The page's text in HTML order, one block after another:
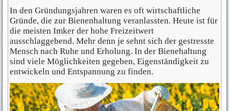
In den Gründungsjahren waren es oft wirtschaftliche
Gründe, die zur Bienenhaltung veranlassten. Heute ist für
die meisten Imker der hohe Freizeitwert
ausschlaggebend. Mehr denn je sehnt sich der gestresste
Mensch nach Ruhe und Erholung. In der Bienehaltung
sind viele Möglichkeiten gegeben, Eigenständigkeit zu
entwickeln und Entspannung zu finden.